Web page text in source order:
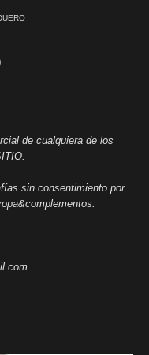
de cualquiera de los
sin consentimiento por